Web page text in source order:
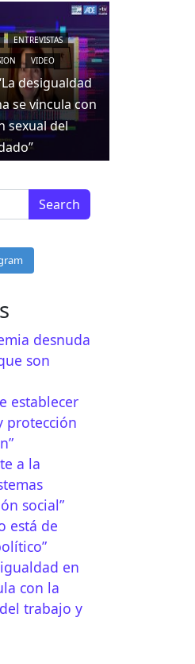
ENTREVISTAS
VIDEO
desigualdad
se vincula con
sexual del
que te facilitan el uso
desnuda
son
establecer
protección
a la
social”
está de
en
con la
trabajo y